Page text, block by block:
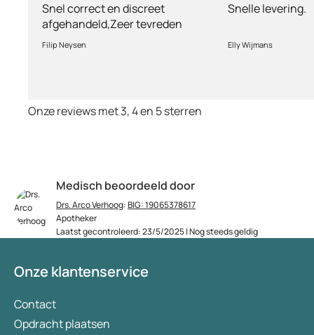
Medisch beoordeeld door
Drs. Arco Verhoog:BIG: 19065378617
Apotheker
Laatst gecontroleerd: 23/5/2025 | Nog steeds geldig
Snel correct en discreet
afgehandeld,Zeer tevreden
met de service en patiënt
vriendelijkheid.Vermoedelijk
Filip Neysen
Snelle levering.
Elly Wijmans
Onze reviews met 3, 4 en 5 sterren
Onze klantenservice
Contact
Opdracht plaatsen